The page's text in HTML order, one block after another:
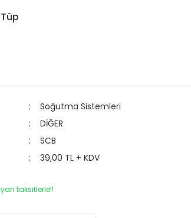
Soğutma Sistemleri
DİĞER
SCB
39,00 TL + KDV
taksitlerle!!